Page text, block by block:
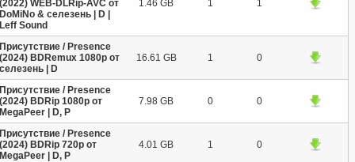
(2022) WEB-DLRip-AVC от
DoMiNo & селезень | D |
Leff Sound
1.46 GB 1 1
Присутствие / Presence
(2024) BDRemux 1080p от
селезень | D
16.61 GB 1 0
Присутствие / Presence
(2024) BDRip 1080p от
MegaPeer | D, P
7.98 GB 0 0
Присутствие / Presence
(2024) BDRip 720p от
MegaPeer | D, P
4.01 GB 1 0